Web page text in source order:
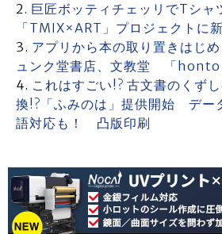
巨匠ボッティチェッリでTシ
「TMIX×ART」プロジェクトに
アプリから本の取り置きはじ
ュンク堂書店、文教堂 「
これはすごい!? 古文書のくず
換!?「ふみのは」提供開始 デー
語対応も！ 凸版印刷